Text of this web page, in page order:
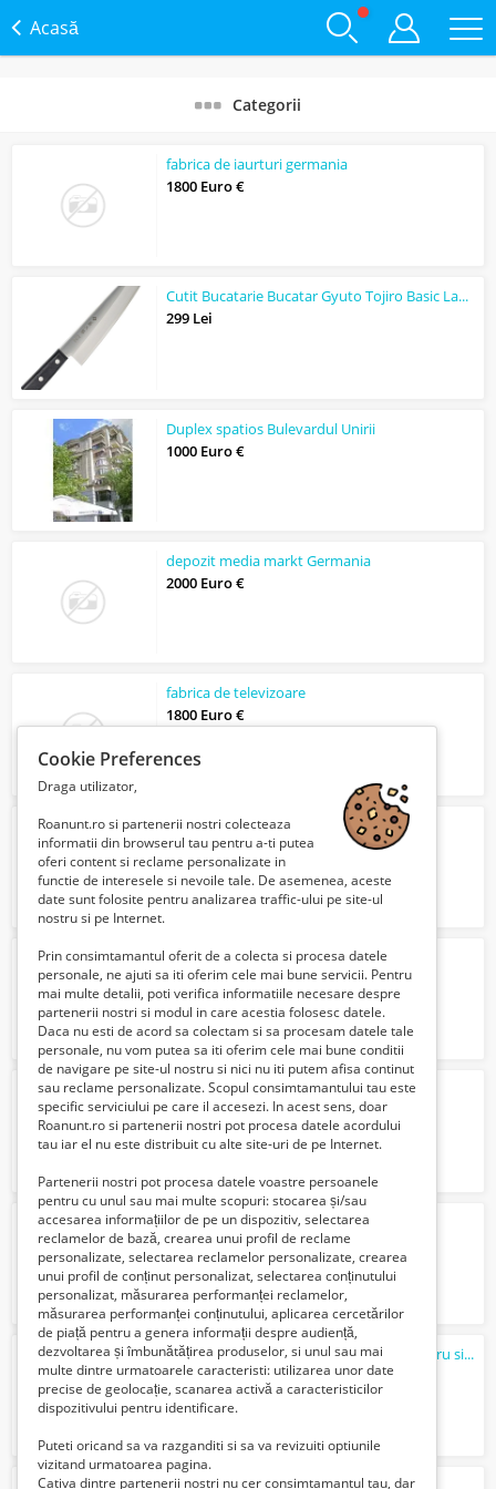
Acasă
Categorii
fabrica de iaurturi germania
1800 Euro €
Cutit Bucatarie Bucatar Gyuto Tojiro Basic Lama 200mm VG10 SanMai
299 Lei
Duplex spatios Bulevardul Unirii
1000 Euro €
depozit media markt Germania
2000 Euro €
fabrica de televizoare
1800 Euro €
depozit sortat struguri austria
1800 Euro €
depozit sortat mere
1800 Euro €
depozit sortat rosii
1800 Euro €
fabrica sortat telefoane mobile
1800 Euro €
Ceas de perete cu afisaj digital, termometru si calendar
150 Lei
Cookie Preferences
Draga utilizator,
Roanunt.ro si partenerii nostri colecteaza
informatii din browserul tau pentru a-ti putea
oferi content si reclame personalizate in
functie de interesele si nevoile tale. De asemenea, aceste
date sunt folosite pentru analizarea traffic-ului pe site-ul
nostru si pe Internet.
Prin consimtamantul oferit de a colecta si procesa datele
personale, ne ajuti sa iti oferim cele mai bune servicii. Pentru
mai multe detalii, poti verifica informatiile necesare despre
partenerii nostri si modul in care acestia folosesc datele.
Daca nu esti de acord sa colectam si sa procesam datele tale
personale, nu vom putea sa iti oferim cele mai bune conditii
de navigare pe site-ul nostru si nici nu iti putem afisa continut
sau reclame personalizate. Scopul consimtamantului tau este
specific serviciului pe care il accesezi. In acest sens, doar
Roanunt.ro si partenerii nostri pot procesa datele acordului
tau iar el nu este distribuit cu alte site-uri de pe Internet.
Partenerii nostri pot procesa datele voastre persoanele
pentru cu unul sau mai multe scopuri: stocarea și/sau
accesarea informațiilor de pe un dispozitiv, selectarea
reclamelor de bază, crearea unui profil de reclame
personalizate, selectarea reclamelor personalizate, crearea
unui profil de conținut personalizat, selectarea conținutului
personalizat, măsurarea performanței reclamelor,
măsurarea performanței conținutului, aplicarea cercetărilor
de piață pentru a genera informații despre audiență,
dezvoltarea și îmbunătățirea produselor, si unul sau mai
multe dintre urmatoarele caracteristi: utilizarea unor date
precise de geolocație, scanarea activă a caracteristicilor
dispozitivului pentru identificare.
Puteti oricand sa va razganditi si sa va revizuiti optiunile
vizitand urmatoarea pagina.
Cativa dintre partenerii nostri nu cer consimtamantul tau, dar